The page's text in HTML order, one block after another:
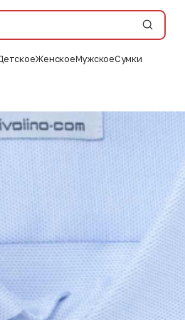
ЖенскоеМужскоеСумки